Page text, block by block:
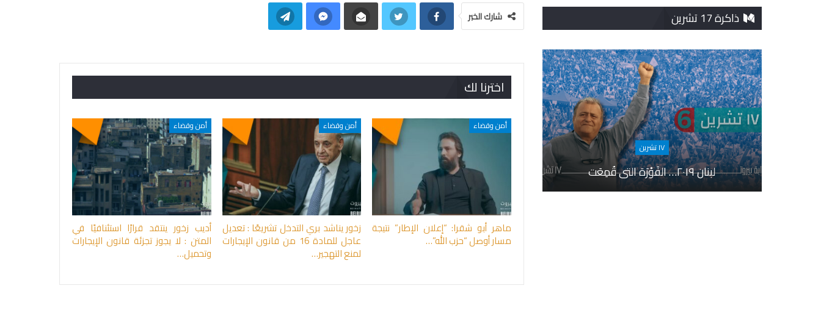
شارك الخبر
اخترنا لك
أمن وقضاء
ماهر أبو شقرا: “إعلان الإطار” نتيجة
مسار أوصل “حزب الله”…
أمن وقضاء
زخور يناشد بري التدخل تشريعًا : تعديل
عاجل للمادة 16 من قانون الإيجارات
لمنع التهجير…
أمن وقضاء
أديب زخور ينتقد قرارًا استئنافيًا في
المتن : لا يجوز تجزئة قانون الإيجارات
وتحميل…
ذاكرة 17 تشرين
١٧ تشرين
لبنان ٢٠١٩… الفَوْرَة التي قُمِعَت